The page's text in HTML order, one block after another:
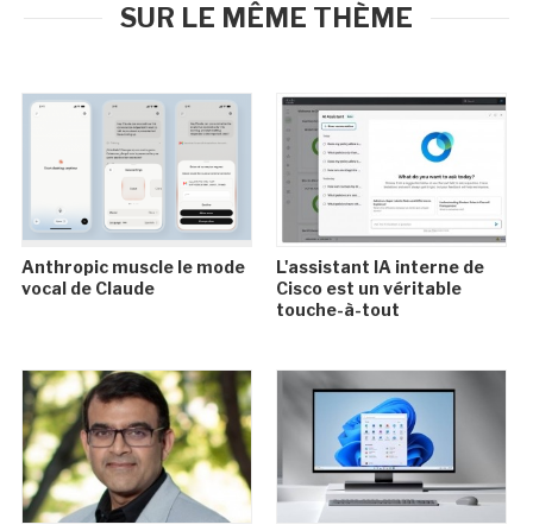
SUR LE MÊME THÈME
Anthropic muscle le mode
vocal de Claude
L'assistant IA interne de
Cisco est un véritable
touche-à-tout